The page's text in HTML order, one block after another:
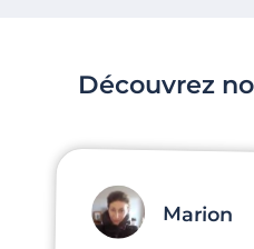
Découvrez
Marion